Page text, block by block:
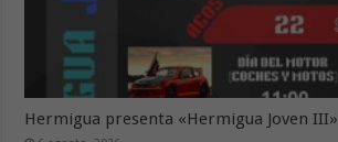
Hermigua presenta «Hermigua Joven III»